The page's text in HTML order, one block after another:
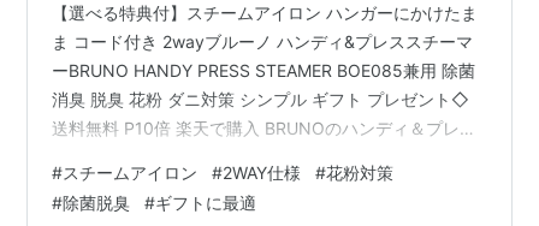
【選べる特典付】スチームアイロン ハンガーにかけたま
ま コード付き 2wayブルーノ ハンディ&プレススチーマ
ーBRUNO HANDY PRESS STEAMER BOE085兼用 除菌
消臭 脱臭 花粉 ダニ対策 シンプル ギフト プレゼント◇
送料無料 P10倍 楽天で購入 BRUNOのハンディ＆プレス
「プレスアイロン」の2WAY仕様で、シワ伸ばしが簡単に
できる優れもの。忙しい朝でもサッと衣類のケアがで
#スチームアイロン #2WAY仕様 #花粉対策
#除菌脱臭 #ギフトに最適